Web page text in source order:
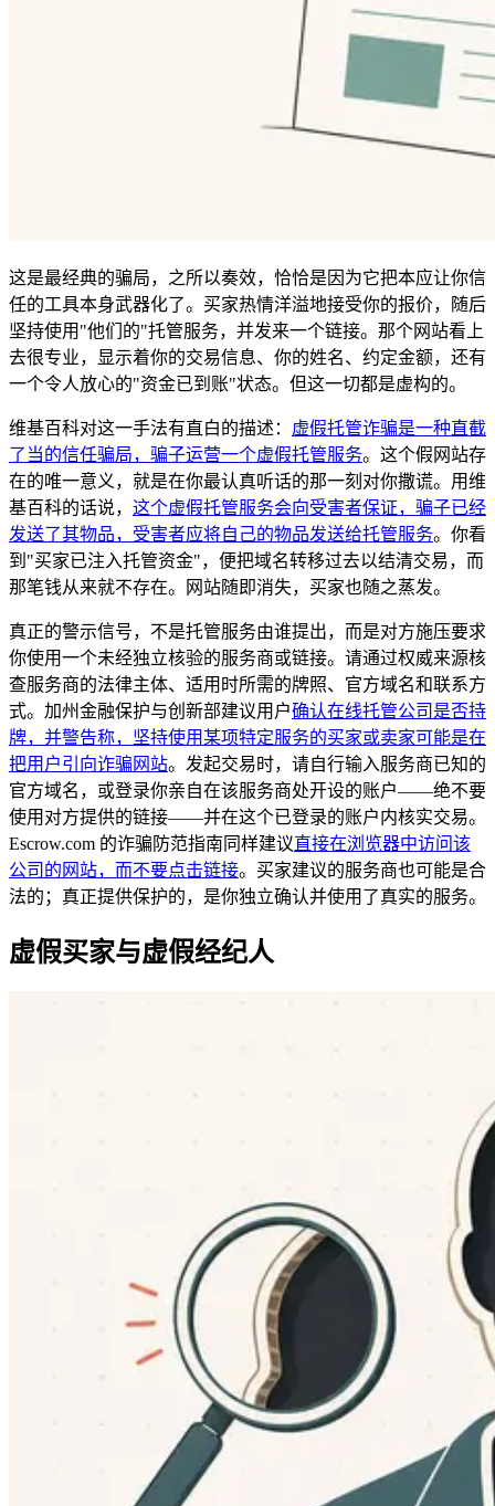
这是最经典的骗局，之所以奏效，恰恰是因为它把本应让你信
任的工具本身武器化了。买家热情洋溢地接受你的报价，随后
坚持使用"他们的"托管服务，并发来一个链接。那个网站看上
去很专业，显示着你的交易信息、你的姓名、约定金额，还有
一个令人放心的"资金已到账"状态。但这一切都是虚构的。
维基百科对这一手法有直白的描述： 虚假托管诈骗是一种直截
了当的信任骗局，骗子运营一个虚假托管服务。这个假网站存
在的唯一意义，就是在你最认真听话的那一刻对你撒谎。用维
基百科的话说， 这个虚假托管服务会向受害者保证，骗子已经
发送了其物品，受害者应将自己的物品发送给托管服务。你看
到"买家已注入托管资金"，便把域名转移过去以结清交易，而
那笔钱从来就不存在。网站随即消失，买家也随之蒸发。
真正的警示信号，不是托管服务由谁提出，而是对方施压要求
你使用一个未经独立核验的服务商或链接。请通过权威来源核
查服务商的法律主体、适用时所需的牌照、官方域名和联系方
式。加州金融保护与创新部建议用户确认在线托管公司是否持
牌，并警告称，坚持使用某项特定服务的买家或卖家可能是在
把用户引向诈骗网站。发起交易时，请自行输入服务商已知的
官方域名，或登录你亲自在该服务商处开设的账户——绝不要
使用对方提供的链接——并在这个已登录的账户内核实交易。
Escrow.com 的诈骗防范指南同样建议直接在浏览器中访问该
公司的网站，而不要点击链接。买家建议的服务商也可能是合
法的；真正提供保护的，是你独立确认并使用了真实的服务。
虚假买家与虚假经纪人